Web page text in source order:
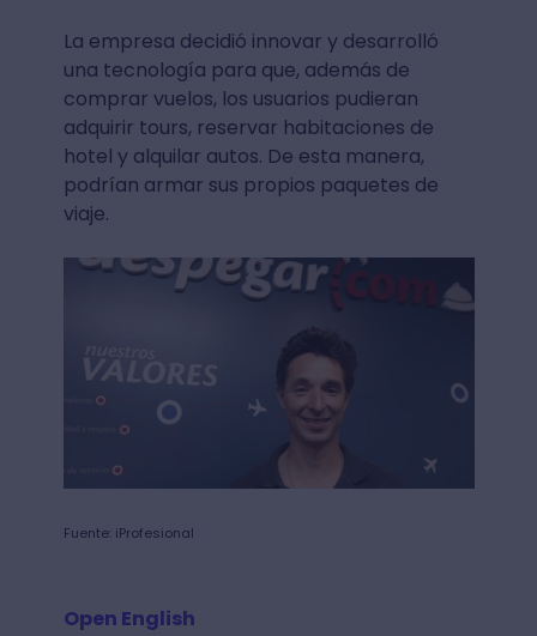
La empresa decidió innovar y desarrolló
una tecnología para que, además de
comprar vuelos, los usuarios pudieran
adquirir tours, reservar habitaciones de
hotel y alquilar autos. De esta manera,
podrían armar sus propios paquetes de
viaje.
Fuente: iProfesional
Open English